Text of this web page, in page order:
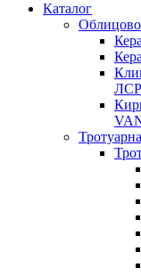
Каталог
ЛСР